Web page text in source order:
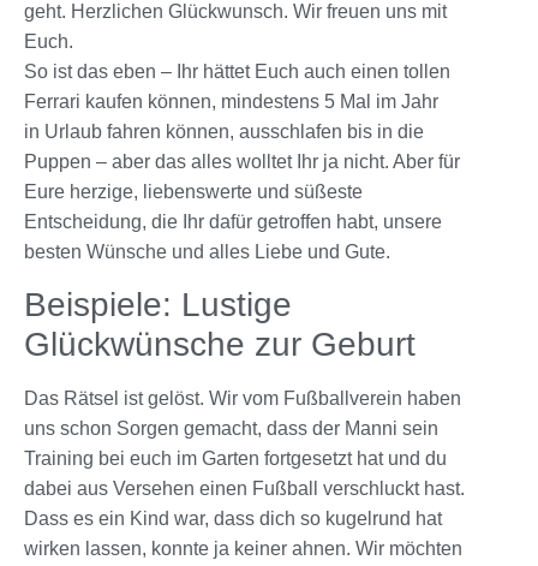
geht. Herzlichen Glückwunsch. Wir freuen uns mit
Euch.
So ist das eben – Ihr hättet Euch auch einen tollen
Ferrari kaufen können, mindestens 5 Mal im Jahr
in Urlaub fahren können, ausschlafen bis in die
Puppen – aber das alles wolltet Ihr ja nicht. Aber für
Eure herzige, liebenswerte und süßeste
Entscheidung, die Ihr dafür getroffen habt, unsere
besten Wünsche und alles Liebe und Gute.
Beispiele: Lustige
Glückwünsche zur Geburt
Das Rätsel ist gelöst. Wir vom Fußballverein haben
uns schon Sorgen gemacht, dass der Manni sein
Training bei euch im Garten fortgesetzt hat und du
dabei aus Versehen einen Fußball verschluckt hast.
Dass es ein Kind war, dass dich so kugelrund hat
wirken lassen, konnte ja keiner ahnen. Wir möchten